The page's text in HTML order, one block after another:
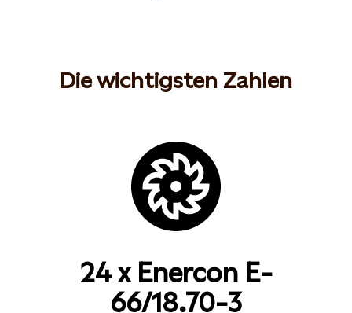
Die wichtigsten Zahlen
24 x Enercon E-
66/18.70-3